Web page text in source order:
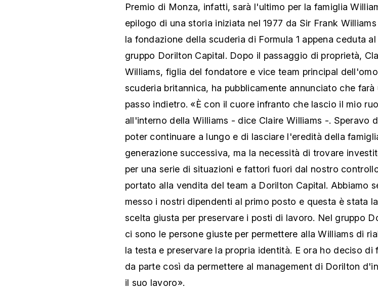
Premio di Monza, infatti, sarà l'ultimo per la famiglia
epilogo di una storia iniziata nel 1977 da Sir Frank
la fondazione della scuderia di Formula 1 appena ceduta al
gruppo Dorilton Capital. Dopo il passaggio di proprietà,
Williams, figlia del fondatore e vice team principal
scuderia britannica, ha pubblicamente annunciato che farà
passo indietro. «È con il cuore infranto che lascio il mio
all'interno della Williams - dice Claire Williams -. Speravo
poter continuare a lungo e di lasciare l'eredità della
generazione successiva, ma la necessità di trovare
per una serie di situazioni e fattori fuori dal nostro
portato alla vendita del team a Dorilton Capital. Abbiamo
messo i nostri dipendenti al primo posto e questa è stata la
scelta giusta per preservare i posti di lavoro. Nel gruppo
ci sono le persone giuste per permettere alla Williams di
la testa e preservare la propria identità. E ora ho deciso di
da parte così da permettere al management di Dorilton
il suo lavoro».